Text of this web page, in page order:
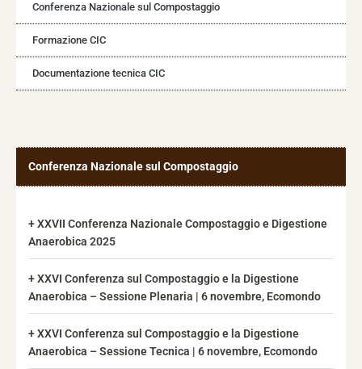
Conferenza Nazionale sul Compostaggio
Formazione CIC
Documentazione tecnica CIC
Conferenza Nazionale sul Compostaggio
XXVII Conferenza Nazionale Compostaggio e Digestione
Anaerobica 2025
XXVI Conferenza sul Compostaggio e la Digestione
Anaerobica – Sessione Plenaria | 6 novembre, Ecomondo
XXVI Conferenza sul Compostaggio e la Digestione
Anaerobica – Sessione Tecnica | 6 novembre, Ecomondo